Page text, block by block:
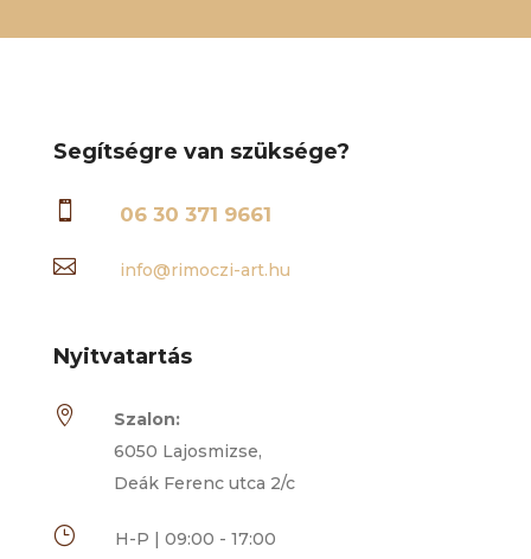
Segítségre van szüksége?
 06 30 371 9661
 info@rimoczi-art.hu
Nyitvatartás

Szalon:
6050 Lajosmizse,
Deák Ferenc utca 2/c
}
H-P | 09:00 - 17:00